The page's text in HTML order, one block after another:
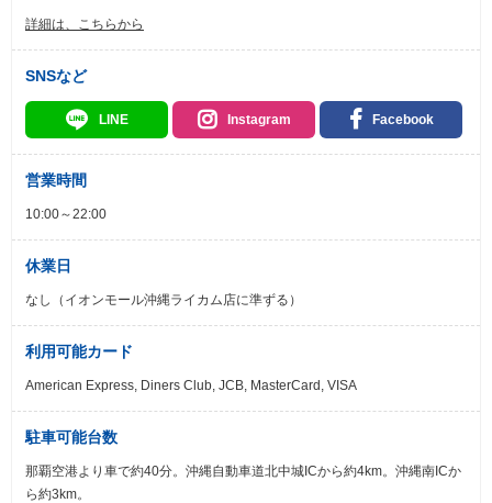
詳細は、こちらから
SNSなど
LINE Instagram Facebook
営業時間
10:00～22:00
休業日
なし（イオンモール沖縄ライカム店に準ずる）
利用可能カード
American Express, Diners Club, JCB, MasterCard, VISA
駐車可能台数
那覇空港より車で約40分。沖縄自動車道北中城ICから約4km。沖縄南ICか
ら約3km。